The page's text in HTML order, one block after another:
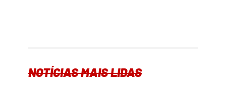
NOTÍCIAS MAIS LIDAS